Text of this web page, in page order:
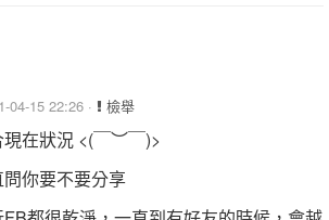
04-15 22:26 · 檢舉
在狀況 <(￣︶￣)>
你要不要分享